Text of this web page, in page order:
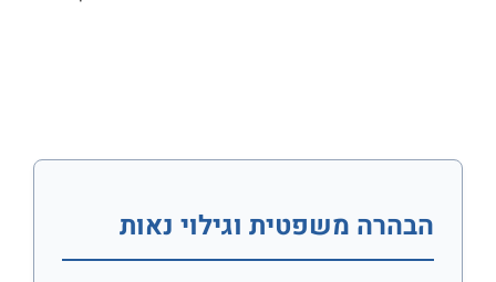
הבהרה משפטית וגילוי נאות